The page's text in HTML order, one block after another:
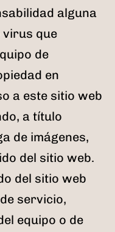
alguna
virus que
de
en
a este sitio web
a título
de imágenes,
del sitio web.
del sitio web
servicio,
equipo o de